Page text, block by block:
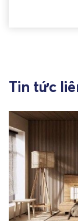
Tin tức